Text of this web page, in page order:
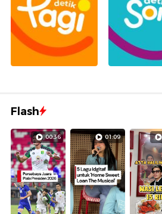
Flash
00:36 01:09